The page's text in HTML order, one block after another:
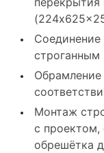
Монтаж
с проектом,
обрешётка